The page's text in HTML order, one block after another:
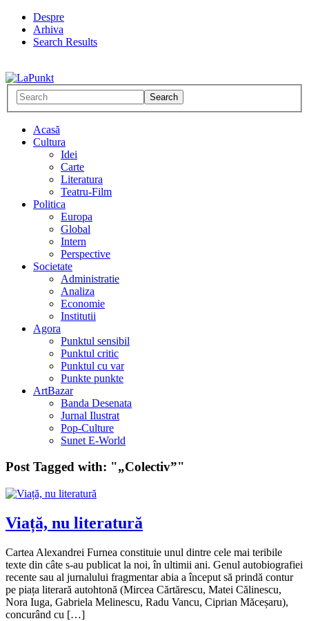
Despre
Arhiva
Search Results
Acasă
Cultura
Idei
Carte
Literatura
Teatru-Film
Politica
Europa
Global
Intern
Perspective
Societate
Administratie
Analiza
Economie
Institutii
Agora
Punktul sensibil
Punktul critic
Punktul cu var
Punkte punkte
ArtBazar
Banda Desenata
Jurnal Ilustrat
Pop-Culture
Sunet E-World
Post Tagged with: "„Colectiv”"
Viață, nu literatură
Cartea Alexandrei Furnea constituie unul dintre cele mai teribile
texte din câte s-au publicat la noi, în ultimii ani. Genul autobiografiei
recente sau al jurnalului fragmentar abia a început să prindă contur
pe piața literară autohtonă (Mircea Cărtărescu, Matei Călinescu,
Nora Iuga, Gabriela Melinescu, Radu Vancu, Ciprian Măceșaru),
concurând cu […]